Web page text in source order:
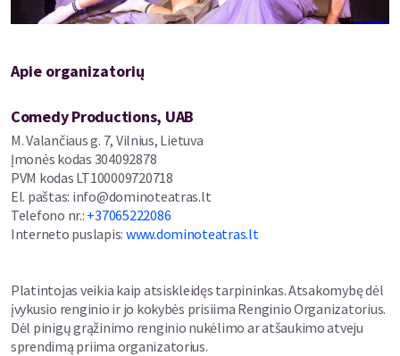
Apie organizatorių
Comedy Productions, UAB
M. Valančiaus g. 7, Vilnius, Lietuva
Įmonės kodas 304092878
PVM kodas LT100009720718
El. paštas: info@dominoteatras.lt
Telefono nr.: +37065222086
Interneto puslapis: www.dominoteatras.lt
Platintojas veikia kaip atsiskleidęs tarpininkas. Atsakomybę dėl
įvykusio renginio ir jo kokybės prisiima Renginio Organizatorius.
Dėl pinigų grąžinimo renginio nukėlimo ar atšaukimo atveju
sprendimą priima organizatorius.